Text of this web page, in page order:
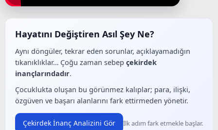
a
n
a
h
i
Hayatını Değiştiren Asıl Şey Ne?
Aynı döngüler, tekrar eden sorunlar, açıklayamadığın
tıkanıklıklar… Çoğu zaman sebep çekirdek
inançlarındadır.
Çocuklukta oluşan bu görünmez kalıplar; para, ilişki,
özgüven ve başarı alanlarını fark ettirmeden yönetir.
Çekirdek İnanç Analizini Gör İlk adım fark etmekle başlar.